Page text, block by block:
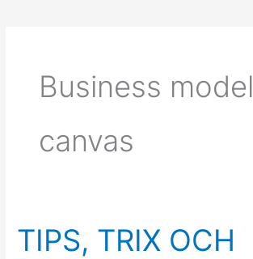
Business model
canvas
TIPS, TRIX OCH
TIPS,
TRIX